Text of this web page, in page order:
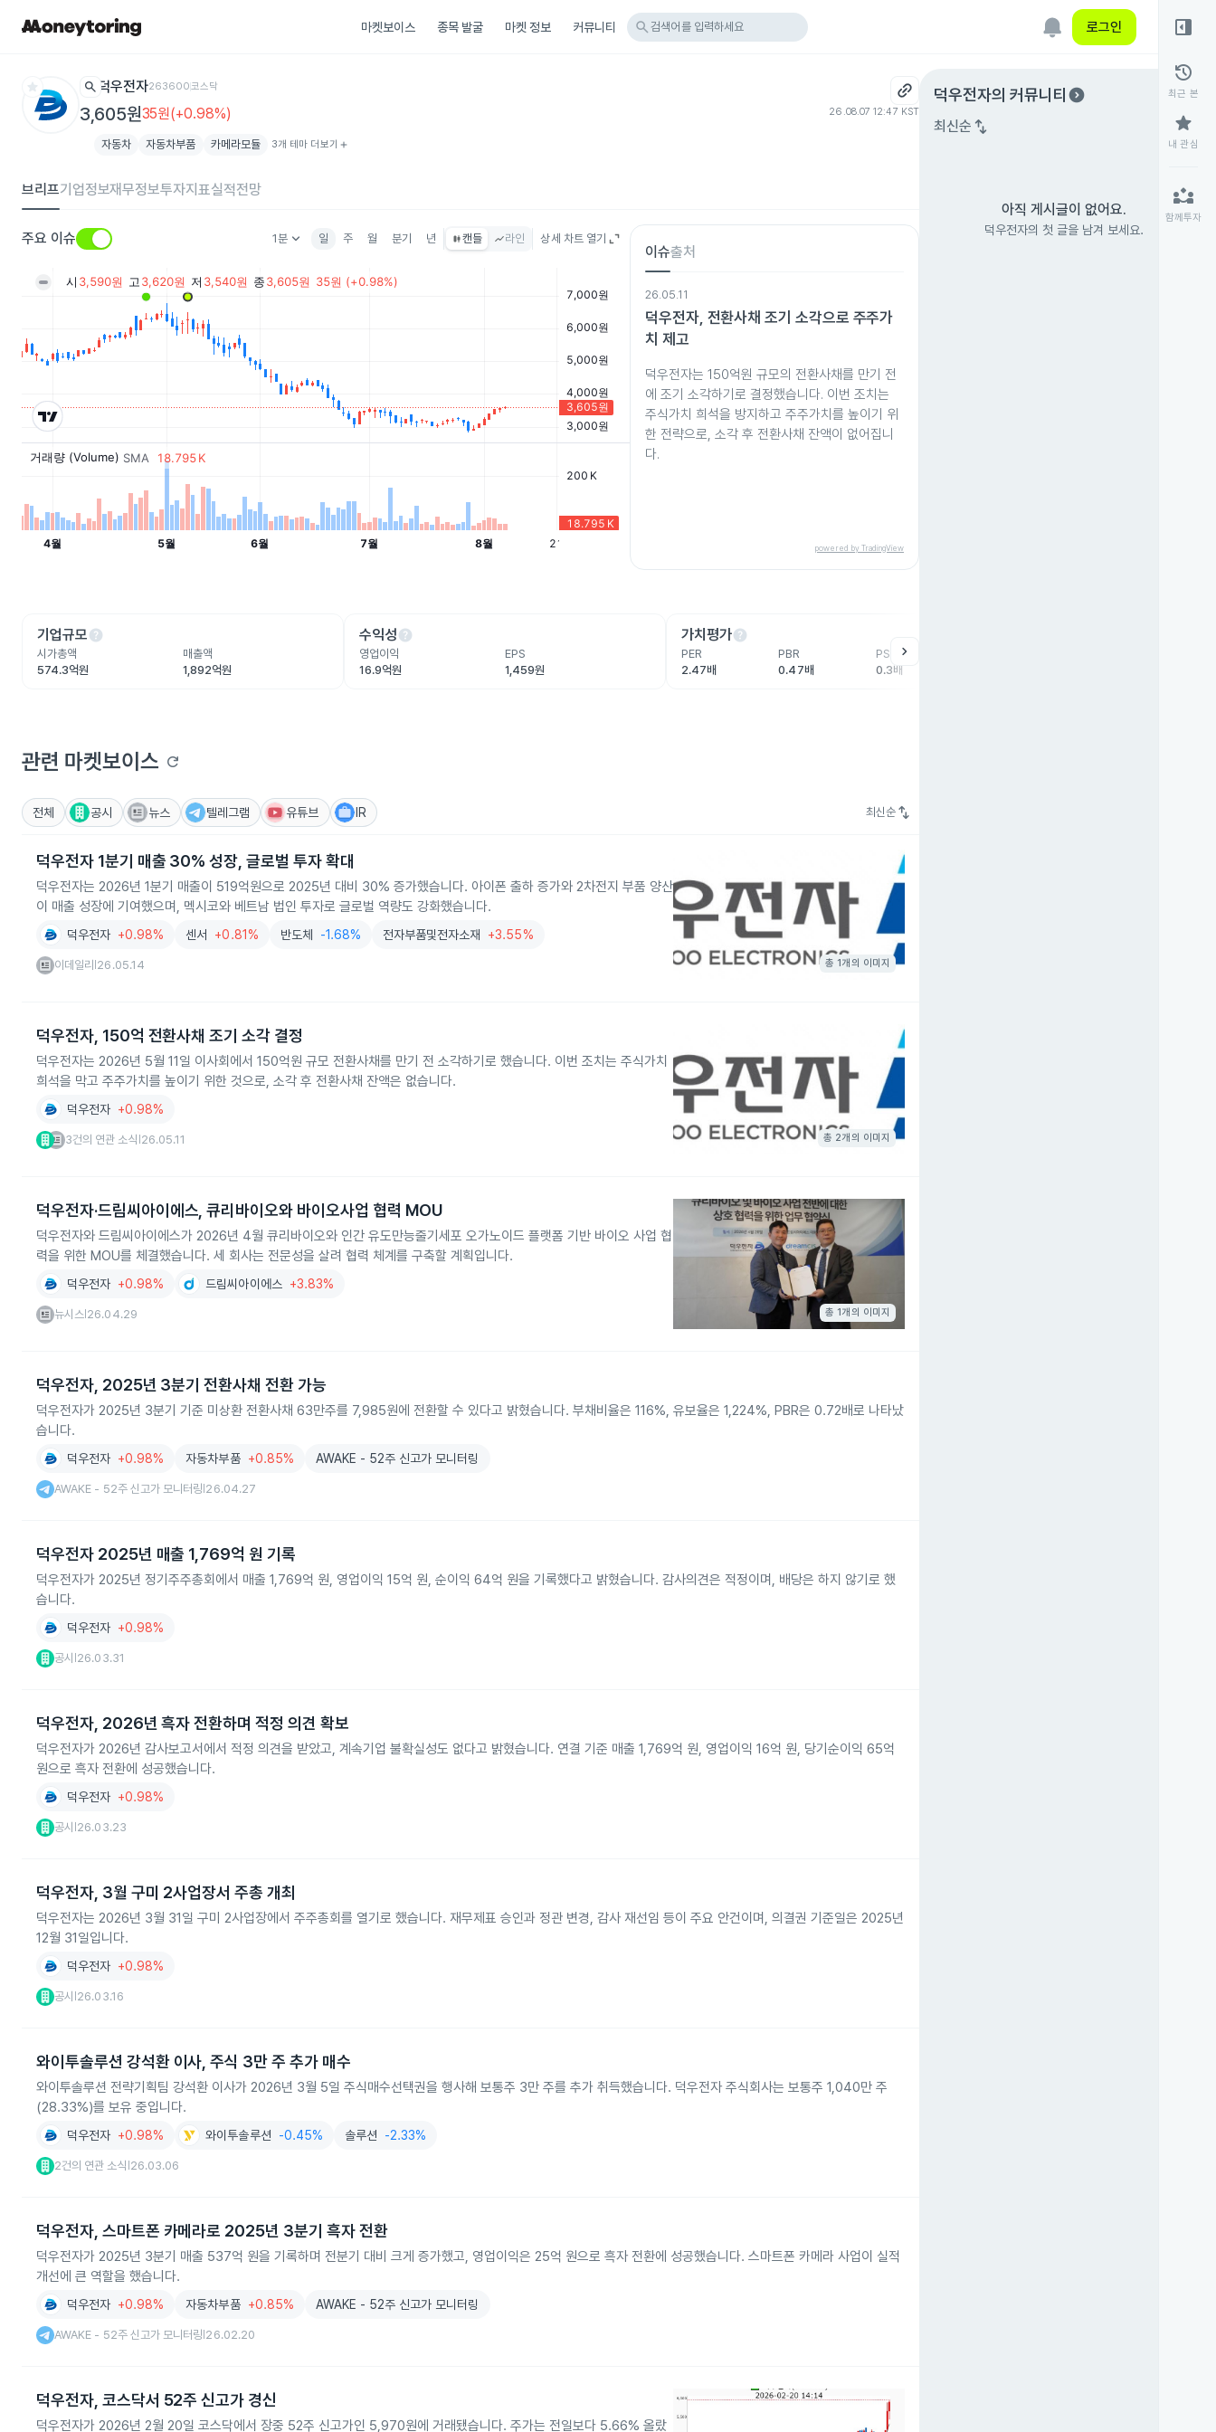
마켓보이스 종목 발굴 마켓 정보 커뮤니티 search 검색어를 입력하세요 로그인
star search 덕우전자263600코스닥
3,605원35원(+0.98%) 26.08.07 12:47 KST
자동차 자동차부품 카메라모듈 3개 테마 더보기 add
브리프기업정보재무정보투자지표실적전망
주요 이슈 1분keyboard_arrow_down 일 주 월 분기 년 캔들 라인 상세 차트 열기
이슈출처
26.05.11
덕우전자, 전환사채 조기 소각으로 주주가
치 제고
덕우전자는 150억원 규모의 전환사채를 만기 전
에 조기 소각하기로 결정했습니다. 이번 조치는
주식가치 희석을 방지하고 주주가치를 높이기 위
한 전략으로, 소각 후 전환사채 잔액이 없어집니
다.
powered by TradingView
기업규모help
시가총액
574.3억원
매출액
1,892억원
수익성help
영업이익
16.9억원
EPS
1,459원
가치평가help
PER
2.47배
PBR
0.47배
PSR
0.3배
chevron_right
관련 마켓보이스 refresh
전체 공시 뉴스 텔레그램 유튜브 IR 최신순 swap_vert
덕우전자 1분기 매출 30% 성장, 글로벌 투자 확대
덕우전자는 2026년 1분기 매출이 519억원으로 2025년 대비 30% 증가했습니다. 아이폰 출하 증가와 2차전지 부품 양산
이 매출 성장에 기여했으며, 멕시코와 베트남 법인 투자로 글로벌 역량도 강화했습니다.
덕우전자 +0.98% 센서 +0.81% 반도체 -1.68% 전자부품및전자소재 +3.55%
이데일리 26.05.14 총 1개의 이미지
덕우전자, 150억 전환사채 조기 소각 결정
덕우전자는 2026년 5월 11일 이사회에서 150억원 규모 전환사채를 만기 전 소각하기로 했습니다. 이번 조치는 주식가치
희석을 막고 주주가치를 높이기 위한 것으로, 소각 후 전환사채 잔액은 없습니다.
덕우전자 +0.98%
3건의 연관 소식 26.05.11 총 2개의 이미지
덕우전자·드림씨아이에스, 큐리바이오와 바이오사업 협력 MOU
덕우전자와 드림씨아이에스가 2026년 4월 큐리바이오와 인간 유도만능줄기세포 오가노이드 플랫폼 기반 바이오 사업 협
력을 위한 MOU를 체결했습니다. 세 회사는 전문성을 살려 협력 체계를 구축할 계획입니다.
덕우전자 +0.98% 드림씨아이에스 +3.83%
뉴시스 26.04.29 총 1개의 이미지
덕우전자, 2025년 3분기 전환사채 전환 가능
덕우전자가 2025년 3분기 기준 미상환 전환사채 63만주를 7,985원에 전환할 수 있다고 밝혔습니다. 부채비율은 116%, 유보율은 1,224%, PBR은 0.72배로 나타났
습니다.
덕우전자 +0.98% 자동차부품 +0.85% AWAKE - 52주 신고가 모니터링
AWAKE - 52주 신고가 모니터링 26.04.27
덕우전자 2025년 매출 1,769억 원 기록
덕우전자가 2025년 정기주주총회에서 매출 1,769억 원, 영업이익 15억 원, 순이익 64억 원을 기록했다고 밝혔습니다. 감사의견은 적정이며, 배당은 하지 않기로 했
습니다.
덕우전자 +0.98%
공시 26.03.31
덕우전자, 2026년 흑자 전환하며 적정 의견 확보
덕우전자가 2026년 감사보고서에서 적정 의견을 받았고, 계속기업 불확실성도 없다고 밝혔습니다. 연결 기준 매출 1,769억 원, 영업이익 16억 원, 당기순이익 65억
원으로 흑자 전환에 성공했습니다.
덕우전자 +0.98%
공시 26.03.23
덕우전자, 3월 구미 2사업장서 주총 개최
덕우전자는 2026년 3월 31일 구미 2사업장에서 주주총회를 열기로 했습니다. 재무제표 승인과 정관 변경, 감사 재선임 등이 주요 안건이며, 의결권 기준일은 2025년
12월 31일입니다.
덕우전자 +0.98%
공시 26.03.16
와이투솔루션 강석환 이사, 주식 3만 주 추가 매수
와이투솔루션 전략기획팀 강석환 이사가 2026년 3월 5일 주식매수선택권을 행사해 보통주 3만 주를 추가 취득했습니다. 덕우전자 주식회사는 보통주 1,040만 주
(28.33%)를 보유 중입니다.
덕우전자 +0.98% 와이투솔루션 -0.45% 솔루션 -2.33%
2건의 연관 소식 26.03.06
덕우전자, 스마트폰 카메라로 2025년 3분기 흑자 전환
덕우전자가 2025년 3분기 매출 537억 원을 기록하며 전분기 대비 크게 증가했고, 영업이익은 25억 원으로 흑자 전환에 성공했습니다. 스마트폰 카메라 사업이 실적
개선에 큰 역할을 했습니다.
덕우전자 +0.98% 자동차부품 +0.85% AWAKE - 52주 신고가 모니터링
AWAKE - 52주 신고가 모니터링 26.02.20
덕우전자, 코스닥서 52주 신고가 경신
덕우전자가 2026년 2월 20일 코스닥에서 장중 52주 신고가인 5,970원에 거래됐습니다. 주가는 전일보다 5.66% 올랐
덕우전자의 커뮤니티 expand_circle_right
최신순 swap_vert
아직 게시글이 없어요.
덕우전자의 첫 글을 남겨 보세요.
right_panel_open
history
최근 본
star
내 관심
partner_exchange
함께투자